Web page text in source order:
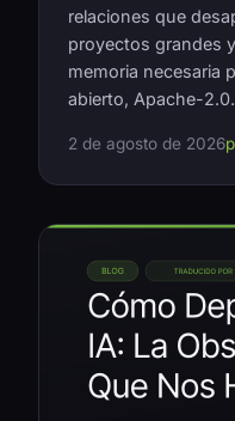
relaciones que
proyectos grandes
memoria necesaria
abierto, Apache-2.0.
2 de agosto de 2026